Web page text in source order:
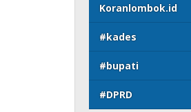
Koranlombok.id
#kades
#bupati
#DPRD